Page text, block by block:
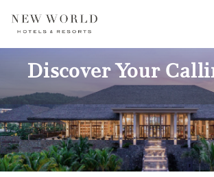
Discover Your